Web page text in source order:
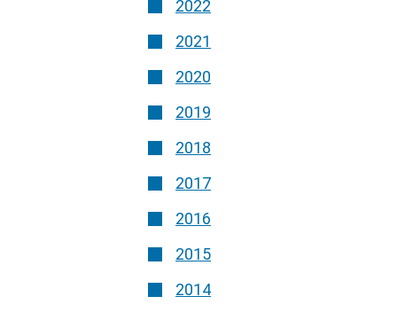
2022
2021
2020
2019
2018
2017
2016
2015
2014